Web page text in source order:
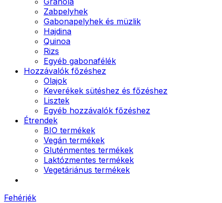
Zabpelyhek
Gabonapelyhek és müzlik
Hajdina
Quinoa
Rizs
Egyéb gabonafélék
Hozzávalók főzéshez
Olajok
Keverékek sütéshez és főzéshez
Lisztek
Egyéb hozzávalók főzéshez
Étrendek
BIO termékek
Vegán termékek
Gluténmentes termékek
Laktózmentes termékek
Vegetáriánus termékek
Fehérjék